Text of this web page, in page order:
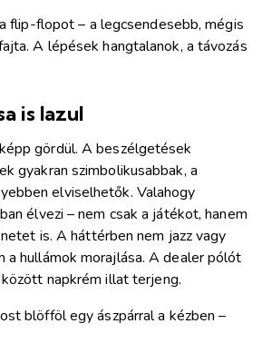
flip-flopot – a legcsendesebb, mégis
A lépések hangtalanok, a távozás
is lazul
gördül. A beszélgetések
gyakran szimbolikusabbak, a
elviselhetők. Valahogy
élvezi – nem csak a játékot, hanem
is. A háttérben nem jazz vagy
a hullámok morajlása. A dealer pólót
napkrém illat terjeng.
blöfföl egy ászpárral a kézben –